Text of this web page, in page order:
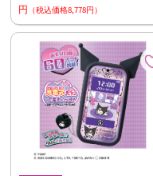
円 （税込価格8,778円）